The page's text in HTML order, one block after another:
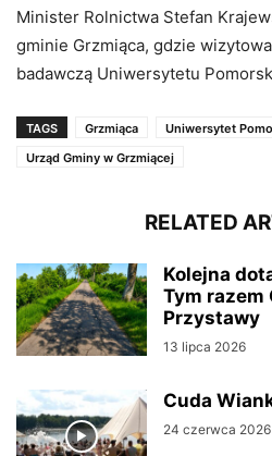
Minister Rolnictwa Stefan
gminie Grzmiąca, gdzie
badawczą Uniwersytetu
TAGS Grzmiąca
Uniwersytet
Urząd Gminy w Grzmiącej
RELATED
Kolejna
Tym razem
Przystawy
13 lipca 2026
Cuda
24 czerwca 2026